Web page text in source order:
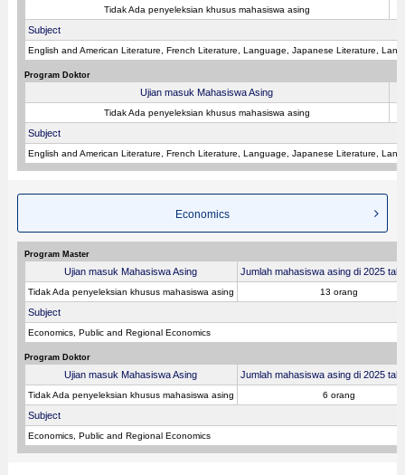
Tidak Ada penyeleksian khusus mahasiswa asing
Subject
English and American Literature, French Literature, Language, Japanese Literature,
Program Doktor
Ujian masuk Mahasiswa Asing
Tidak Ada penyeleksian khusus mahasiswa asing
Subject
English and American Literature, French Literature, Language, Japanese Literature,
Economics
Program Master
Ujian masuk Mahasiswa Asing Jumlah mahasiswa asing di 2025
Tidak Ada penyeleksian khusus mahasiswa asing 13 orang
Subject
Economics, Public and Regional Economics
Program Doktor
Ujian masuk Mahasiswa Asing Jumlah mahasiswa asing di 2025
Tidak Ada penyeleksian khusus mahasiswa asing 6 orang
Subject
Economics, Public and Regional Economics